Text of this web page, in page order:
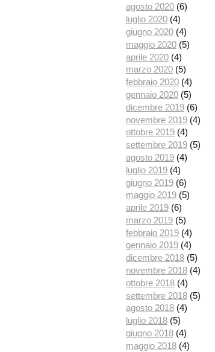
agosto 2020 (6)
luglio 2020 (4)
giugno 2020 (4)
maggio 2020 (5)
aprile 2020 (4)
marzo 2020 (5)
febbraio 2020 (4)
gennaio 2020 (5)
dicembre 2019 (6)
novembre 2019 (4)
ottobre 2019 (4)
settembre 2019 (5)
agosto 2019 (4)
luglio 2019 (4)
giugno 2019 (6)
maggio 2019 (5)
aprile 2019 (6)
marzo 2019 (5)
febbraio 2019 (4)
gennaio 2019 (4)
dicembre 2018 (5)
novembre 2018 (4)
ottobre 2018 (4)
settembre 2018 (5)
agosto 2018 (4)
luglio 2018 (5)
giugno 2018 (4)
maggio 2018 (4)